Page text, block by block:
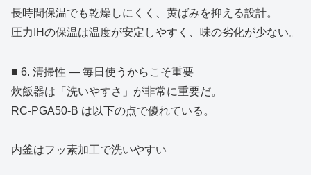
長時間保温でも乾燥しにくく、黄ばみを抑える設計。
圧力IHの保温は温度が安定しやすく、味の劣化が少ない。
■ 6. 清掃性 ― 毎日使うからこそ重要
炊飯器は「洗いやすさ」が非常に重要だ。
RC‑PGA50‑B は以下の点で優れている。
内釜はフッ素加工で洗いやすい